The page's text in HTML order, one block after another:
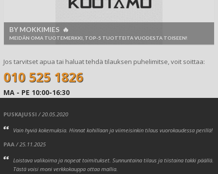
BY MOKKIMIES 🔥
MEIDÄN OMA TUOTEMERKKI, TOP-5 TUOTTEITA VUODESTA TOISEEN!
Jos tarvitset apua tai haluat tehdä tilauksen puhelimitse, voit soittaa:
010 525 1826
MA - PE 10:00-16:30
PUSKAJUSSI / 20.05.2020
Vain hyviä kokemuksia. Hinnat kohillaan ja viimeisinkin tilaus vuorokaudessa perillä!
PAA/ 25.11.2025
Loistava valikoima ja nopeat toimitukset. Sunnuntaina tilaus ja tiistaina takki päällä.
Tästä voisi moni verkkokauppa ottaa mallia.